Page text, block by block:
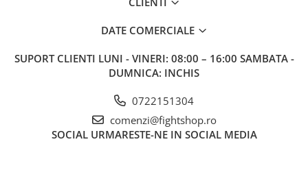
DATE COMERCIALE
SUPORT CLIENTI LUNI - VINERI: 08:00 – 16:00 SAMBATA -
DUMNICA: INCHIS
0722151304
comenzi@fightshop.ro
SOCIAL URMARESTE-NE IN SOCIAL MEDIA